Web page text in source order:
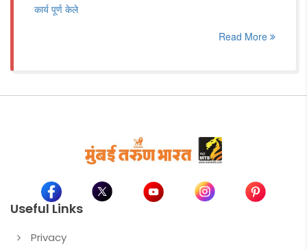
कार्य पूर्ण केले
Read More
Useful Links
Privacy